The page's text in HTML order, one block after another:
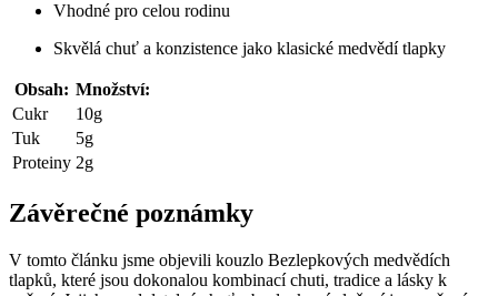
Vhodné pro celou rodinu
Skvělá chuť a konzistence jako klasické medvědí tlapky
Obsah: Množství:
Cukr
10g
Tuk
5g
Proteiny 2g
Závěrečné poznámky
V tomto článku jsme objevili kouzlo Bezlepkových medvědích
tlapků, které jsou dokonalou kombinací chuti, tradice a lásky k